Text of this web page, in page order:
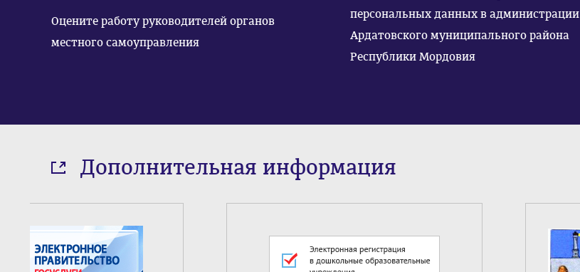
Оцените работу руководителей органов
местного самоуправления
персональных данных в администрации
Ардатовского муниципального района
Республики Мордовия
Дополнительная информация